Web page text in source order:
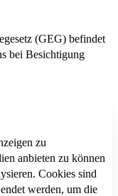
(GEG) befindet
bei Besichtigung
zu
anbieten zu können
Cookies sind
werden, um die